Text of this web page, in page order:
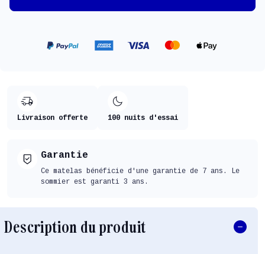
Livraison offerte 100 nuits d'essai
Garantie
Ce matelas bénéficie d'une garantie de 7 ans. Le
sommier est garanti 3 ans.
Description du produit